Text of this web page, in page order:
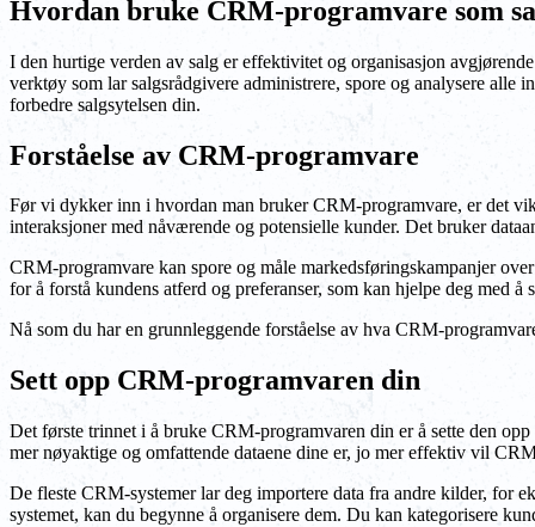
Hvordan bruke CRM-programvare som
I den hurtige verden av salg er effektivitet og organisasjon
verktøy som lar salgsrådgivere administrere, spore og analysere
forbedre salgsytelsen din.
Forståelse av CRM-programvare
Før vi dykker inn i hvordan man bruker CRM-programvare, er det
interaksjoner med nåværende og potensielle kunder. Det bruker
CRM-programvare kan spore og måle markedsføringskampanjer
for å forstå kundens atferd og preferanser, som kan hjelpe deg med
Nå som du har en grunnleggende forståelse av hva CRM-
Sett opp CRM-programvaren din
Det første trinnet i å bruke CRM-programvaren din er å sette den
mer nøyaktige og omfattende dataene dine er, jo mer effektiv vil
De fleste CRM-systemer lar deg importere data fra andre kilder, for
systemet, kan du begynne å organisere dem. Du kan kategorisere